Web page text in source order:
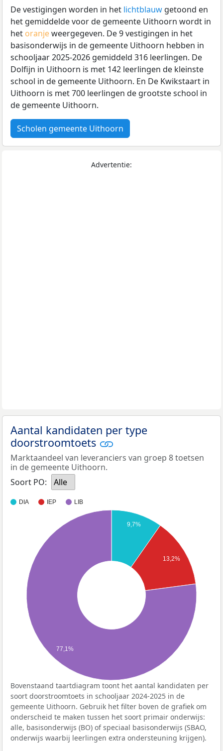
De vestigingen worden in het lichtblauw getoond en
het gemiddelde voor de gemeente Uithoorn wordt in
het oranjeweergegeven. De 9 vestigingen in het
basisonderwijs in de gemeente Uithoorn hebben in
schooljaar 2025-2026 gemiddeld 316 leerlingen. De
Dolfijn in Uithoorn is met 142 leerlingen de kleinste
school in de gemeente Uithoorn. En De Kwikstaart in
Uithoorn is met 700 leerlingen de grootste school in
de gemeente Uithoorn.
Scholen gemeente Uithoorn
Advertentie:
Aantal kandidaten per type
doorstroomtoets
Marktaandeel van leveranciers van groep 8 toetsen
in de gemeente Uithoorn.
Soort PO:
Alle
DIA IEP LIB
9,7%
13,2%
77,1%
Bovenstaand taartdiagram toont het aantal kandidaten per
soort doorstroomtoets in schooljaar 2024-2025 in de
gemeente Uithoorn. Gebruik het filter boven de grafiek om
onderscheid te maken tussen het soort primair onderwijs:
alle, basisonderwijs (BO) of speciaal basisonderwijs (SBAO,
onderwijs waarbij leerlingen extra ondersteuning krijgen).